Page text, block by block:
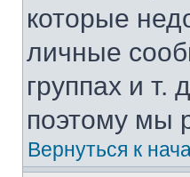
которые
личные
группах и т.
поэтому мы
Вернуться к